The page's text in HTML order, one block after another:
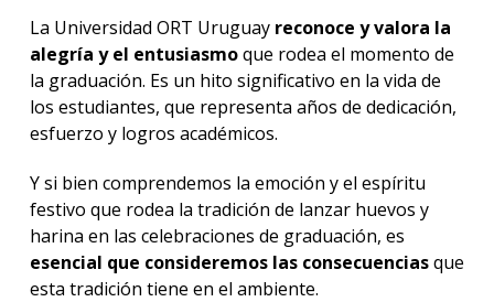
La Universidad ORT Uruguay reconoce y valora la
alegría y el entusiasmoque rodea el momento de
la graduación. Es un hito significativo en la vida de
los estudiantes, que representa años de dedicación,
esfuerzo y logros académicos.
Y si bien comprendemos la emoción y el espíritu
festivo que rodea la tradición de lanzar huevos y
harina en las celebraciones de graduación, es
esencial que consideremos las consecuenciasque
esta tradición tiene en el ambiente.